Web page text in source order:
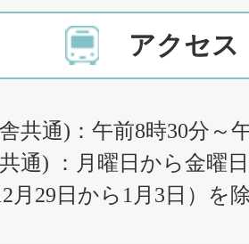
アクセス
共通)：午前8時30分～
通) ：月曜日から金曜
月29日から1月3日）を